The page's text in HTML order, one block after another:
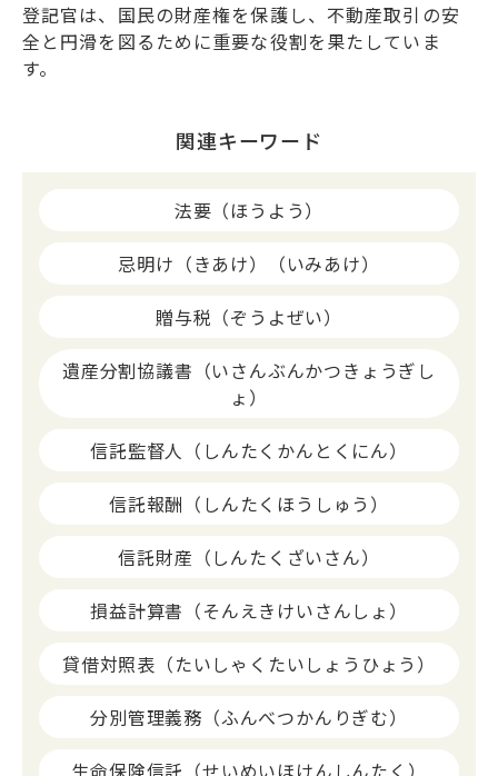
登記官は、国民の財産権を保護し、不動産取引の安
全と円滑を図るために重要な役割を果たしていま
す。
関連キーワード
法要（ほうよう）
忌明け（きあけ）（いみあけ）
贈与税（ぞうよぜい）
遺産分割協議書（いさんぶんかつきょうぎし
ょ）
信託監督人（しんたくかんとくにん）
信託報酬（しんたくほうしゅう）
信託財産（しんたくざいさん）
損益計算書（そんえきけいさんしょ）
貸借対照表（たいしゃくたいしょうひょう）
分別管理義務（ふんべつかんりぎむ）